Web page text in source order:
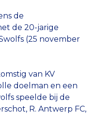
de
de 20-jarige
(25 november
van KV
doelman en een
speelde bij de
R. Antwerp FC,